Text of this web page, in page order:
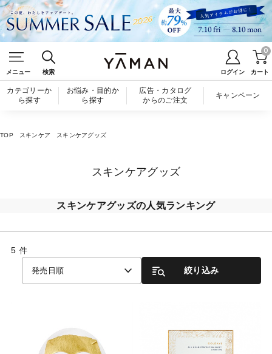
メニュー 検索 ログイン カート
0
カテゴリーか
ら探す
お悩み・目的か
ら探す
広告・カタログ
からのご注文
キャンペーン
TOP スキンケア スキンケアグッズ
スキンケアグッズ
スキンケアグッズの人気ランキング
5 件
発売日順 絞り込み